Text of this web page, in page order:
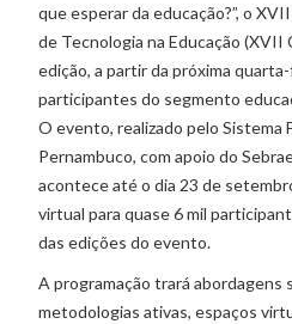
que esperar da educação?”, o
de Tecnologia na Educação (XVII
edição, a partir da próxima
participantes do segmento
O evento, realizado pelo Sistema
Pernambuco, com apoio do
acontece até o dia 23 de
virtual para quase 6 mil
das edições do evento.
A programação trará abordagens
metodologias ativas, espaços